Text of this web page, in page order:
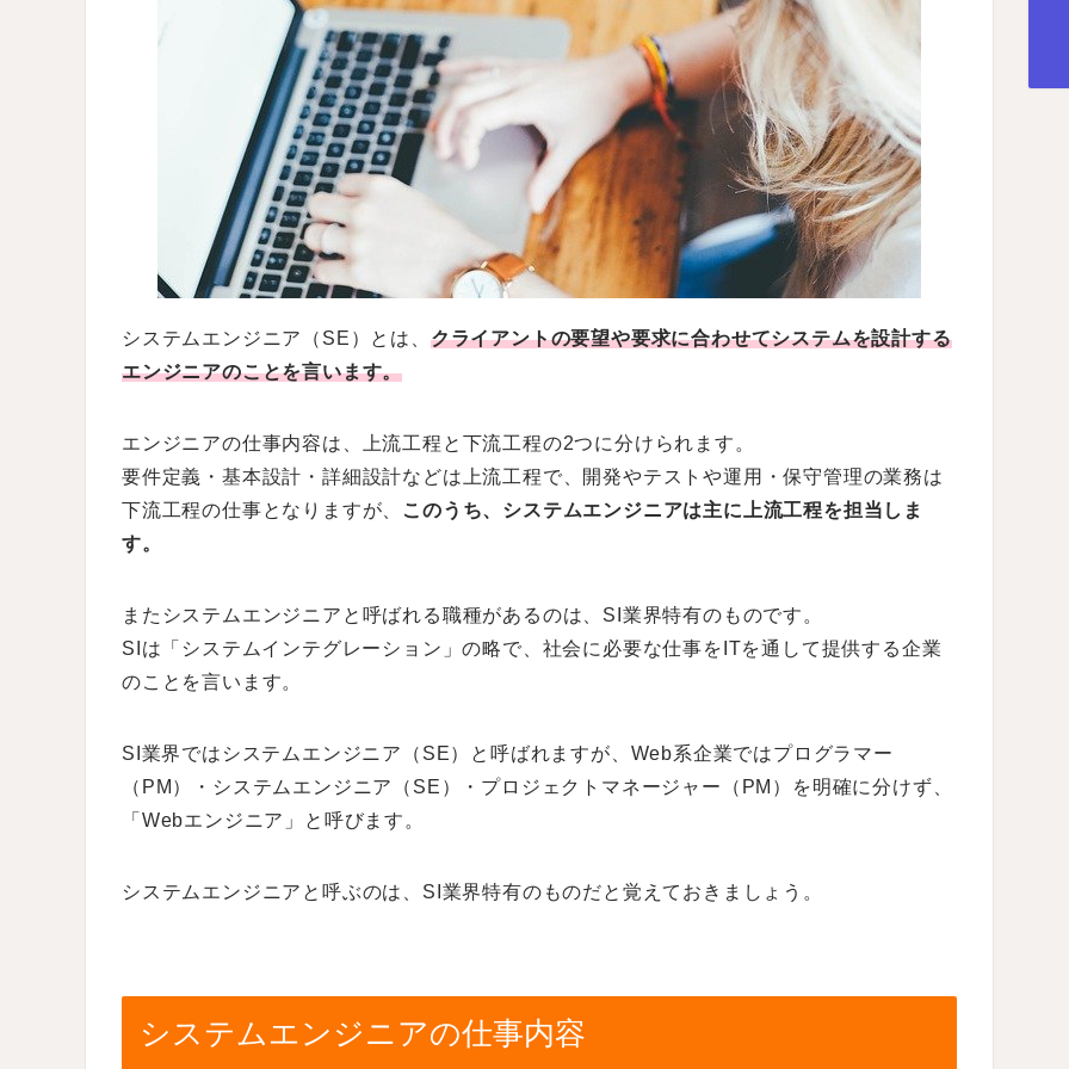
システムエンジニア（SE）とは、 クライアントの要望や要求に合わせてシステムを設計する
エンジニアのことを言います。
エンジニアの仕事内容は、上流工程と下流工程の2つに分けられます。
要件定義・基本設計・詳細設計などは上流工程で、開発やテストや運用・保守管理の業務は
下流工程の仕事となりますが、
このうち、システムエンジニアは主に上流工程を担当しま
す。
またシステムエンジニアと呼ばれる職種があるのは、SI業界特有のものです。
SIは「システムインテグレーション」の略で、社会に必要な仕事をITを通して提供する企業
のことを言います。
SI業界ではシステムエンジニア（SE）と呼ばれますが、Web系企業ではプログラマー
（PM）・システムエンジニア（SE）・プロジェクトマネージャー（PM）を明確に分けず、
「Webエンジニア」と呼びます。
システムエンジニアと呼ぶのは、SI業界特有のものだと覚えておきましょう。
システムエンジニアの仕事内容